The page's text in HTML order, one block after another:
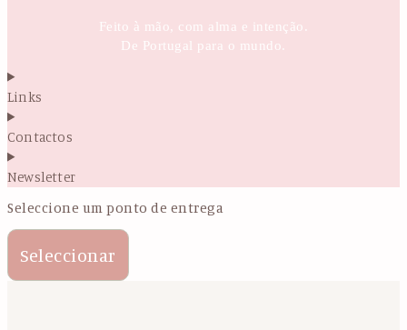
Feito à mão, com alma e intenção.
De Portugal para o mundo.
Links
Contactos
Newsletter
Seleccione um ponto de entrega
Seleccionar